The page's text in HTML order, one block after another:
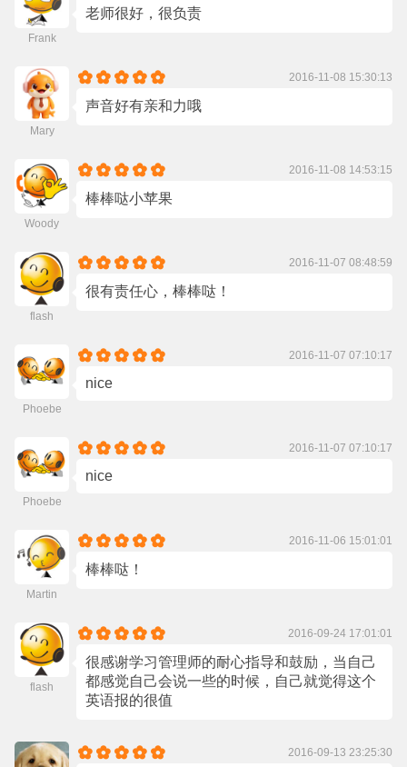
Frank
老师很好，很负责
Mary
2016-11-08 15:30:13
声音好有亲和力哦
Woody
2016-11-08 14:53:15
棒棒哒小苹果
flash
2016-11-07 08:48:59
很有责任心，棒棒哒！
Phoebe
2016-11-07 07:10:17
nice
Phoebe
2016-11-07 07:10:17
nice
Martin
2016-11-06 15:01:01
棒棒哒！
flash
2016-09-24 17:01:01
很感谢学习管理师的耐心指导和鼓励，当自己
都感觉自己会说一些的时候，自己就觉得这个
英语报的很值
2016-09-13 23:25:30